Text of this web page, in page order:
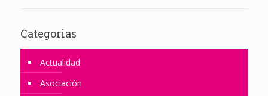
Categorias
Actualidad
Asociación